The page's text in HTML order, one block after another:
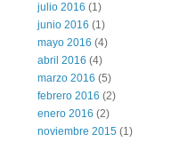
julio 2016 (1)
junio 2016 (1)
mayo 2016 (4)
abril 2016 (4)
marzo 2016 (5)
febrero 2016 (2)
enero 2016 (2)
noviembre 2015 (1)